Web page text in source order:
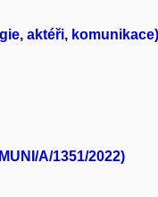
aktéři, komunikace)
A/1351/2022)